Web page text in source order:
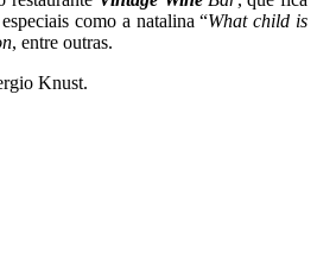
como a natalina “What child is
, entre outras.
Knust.